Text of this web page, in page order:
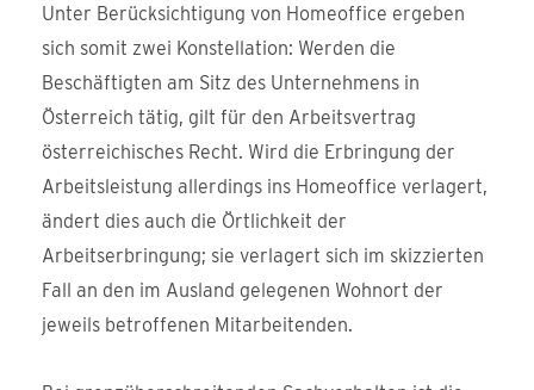
Unter Berücksichtigung von Homeoffice ergeben
sich somit zwei Konstellation: Werden die
Beschäftigten am Sitz des Unternehmens in
Österreich tätig, gilt für den Arbeitsvertrag
österreichisches Recht. Wird die Erbringung der
Arbeitsleistung allerdings ins Homeoffice verlagert,
ändert dies auch die Örtlichkeit der
Arbeitserbringung; sie verlagert sich im skizzierten
Fall an den im Ausland gelegenen Wohnort der
jeweils betroffenen Mitarbeitenden.